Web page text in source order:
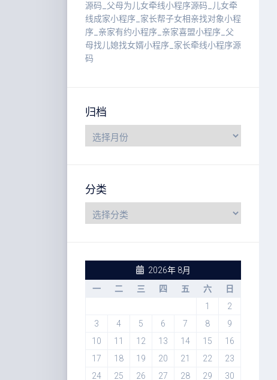
源码_父母为儿女牵线小程序源码_儿女牵
线成家小程序_家长帮子女相亲找对象小程
序_亲家有约小程序_亲家喜盟小程序_父
母找儿媳找女婿小程序_家长牵线小程序源
码
归档
分类
2026年 8月
一
二 三 四 五 六
日
1
2
3
4 5 6 7 8
9
10
11 12 13 14 15
16
17
18 19 20 21 22
23
24
25 26 27 28 29
30